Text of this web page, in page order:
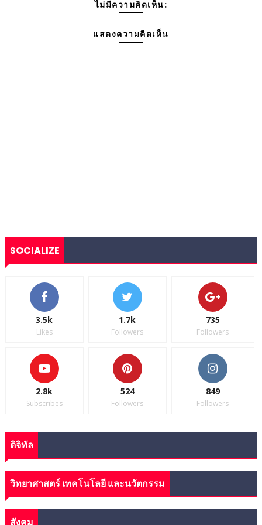
ไม่มีความคิดเห็น:
แสดงความคิดเห็น
SOCIALIZE
3.5k
Likes
1.7k
Followers
735
Followers
2.8k
Subscribes
524
Followers
849
Followers
ดิจิทัล
วิทยาศาสตร์ เทคโนโลยี และนวัตกรรม
สังคม